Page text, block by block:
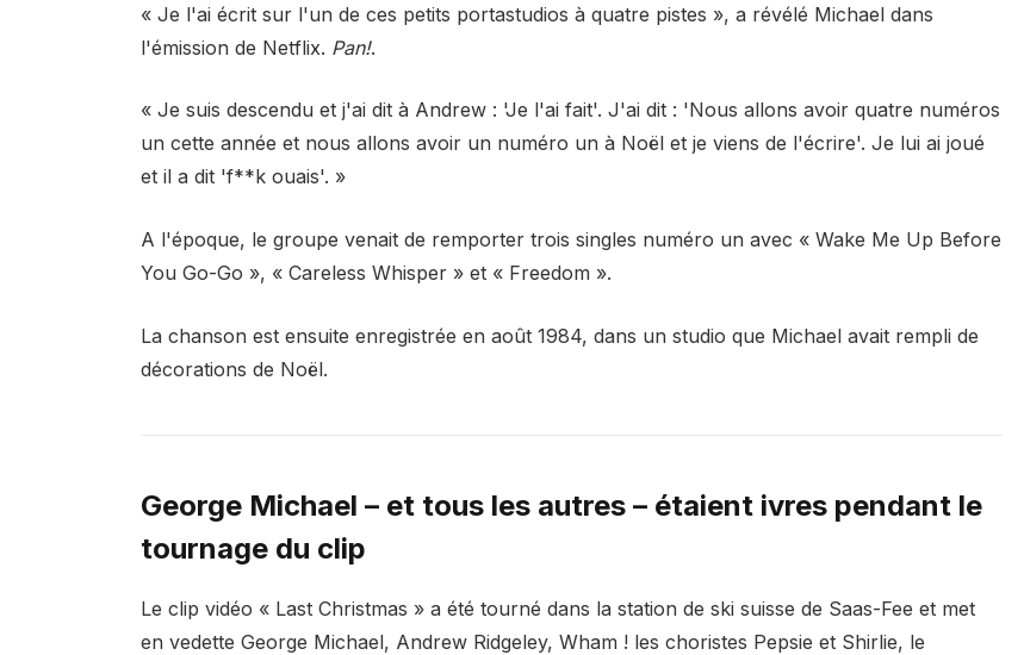
« Je l'ai écrit sur l'un de ces petits portastudios à quatre pistes », a révélé Michael dans
l'émission de Netflix. Pan!.
« Je suis descendu et j'ai dit à Andrew : 'Je l'ai fait'. J'ai dit : 'Nous allons avoir quatre numéros
un cette année et nous allons avoir un numéro un à Noël et je viens de l'écrire'. Je lui ai joué
et il a dit 'f**k ouais'. »
A l'époque, le groupe venait de remporter trois singles numéro un avec « Wake Me Up Before
You Go-Go », « Careless Whisper » et « Freedom ».
La chanson est ensuite enregistrée en août 1984, dans un studio que Michael avait rempli de
décorations de Noël.
George Michael – et tous les autres – étaient ivres pendant le
tournage du clip
Le clip vidéo « Last Christmas » a été tourné dans la station de ski suisse de Saas-Fee et met
en vedette George Michael, Andrew Ridgeley, Wham ! les choristes Pepsie et Shirlie, le